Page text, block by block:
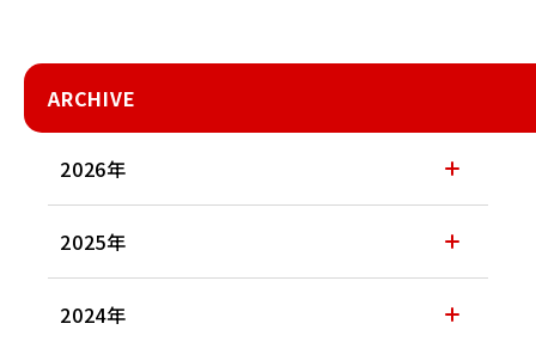
ARCHIVE
2026年
2025年
2024年